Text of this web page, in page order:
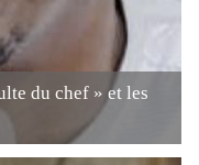
du chef » et les